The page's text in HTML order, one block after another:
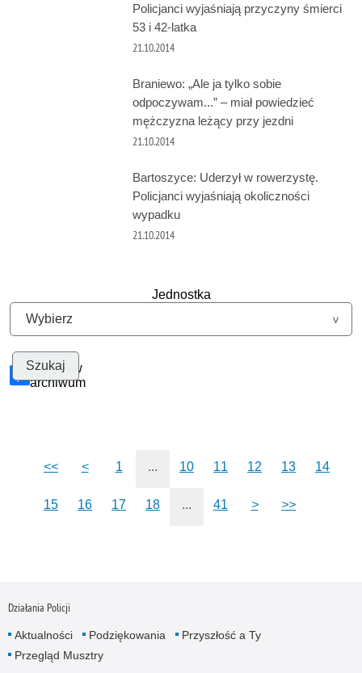
Policjanci wyjaśniają przyczyny śmierci
53 i 42-latka
21.10.2014
Braniewo: „Ale ja tylko sobie
odpoczywam...” – miał powiedzieć
mężczyzna leżący przy jezdni
21.10.2014
Bartoszyce: Uderzył w rowerzystę.
Policjanci wyjaśniają okoliczności
wypadku
21.10.2014
Jednostka
Szukaj w
archiwum
<< < 1 ... 10 11 12 13 14
15 16 17 18 ... 41 > >>
Działania Policji
Aktualności Podziękowania
Przyszłość a Ty
Przegląd Musztry